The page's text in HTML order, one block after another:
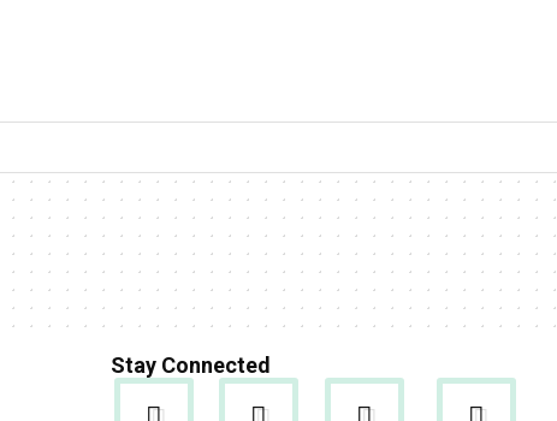
Stay Connected